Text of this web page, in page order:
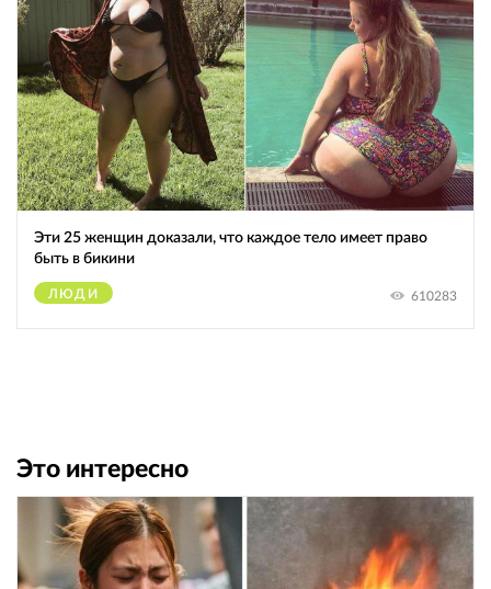
Эти 25 женщин доказали, что каждое тело имеет право
быть в бикини
ЛЮДИ 610283
Это интересно